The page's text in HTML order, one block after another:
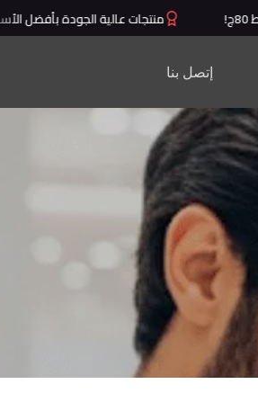
منتجات عالية الجودة بأفضل الأسعار
إتصل بنا